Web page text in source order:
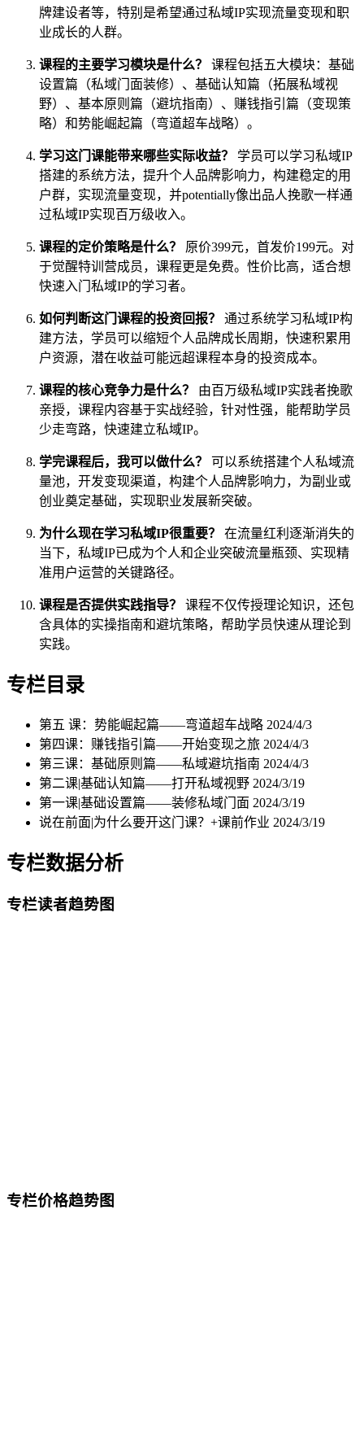
牌建设者等，特别是希望通过私域IP实现流量变现和职
业成长的人群。
课程的主要学习模块是什么？
课程包括五大模块：基础
设置篇（私域门面装修）、基础认知篇（拓展私域视
野）、基本原则篇（避坑指南）、赚钱指引篇（变现策
略）和势能崛起篇（弯道超车战略）。
学习这门课能带来哪些实际收益？
学员可以学习私域IP
搭建的系统方法，提升个人品牌影响力，构建稳定的用
户群，实现流量变现，并potentially像出品人挽歌一样通
过私域IP实现百万级收入。
课程的定价策略是什么？
原价399元，首发价199元。对
于觉醒特训营成员，课程更是免费。性价比高，适合想
快速入门私域IP的学习者。
如何判断这门课程的投资回报？
通过系统学习私域IP构
建方法，学员可以缩短个人品牌成长周期，快速积累用
户资源，潜在收益可能远超课程本身的投资成本。
课程的核心竞争力是什么？
由百万级私域IP实践者挽歌
亲授，课程内容基于实战经验，针对性强，能帮助学员
少走弯路，快速建立私域IP。
学完课程后，我可以做什么？
可以系统搭建个人私域流
量池，开发变现渠道，构建个人品牌影响力，为副业或
创业奠定基础，实现职业发展新突破。
为什么现在学习私域IP很重要？
在流量红利逐渐消失的
当下，私域IP已成为个人和企业突破流量瓶颈、实现精
准用户运营的关键路径。
课程是否提供实践指导？
课程不仅传授理论知识，还包
含具体的实操指南和避坑策略，帮助学员快速从理论到
实践。
专栏目录
第五 课：势能崛起篇——弯道超车战略 2024/4/3
第四课：赚钱指引篇——开始变现之旅 2024/4/3
第三课：基础原则篇——私域避坑指南 2024/4/3
第二课|基础认知篇——打开私域视野 2024/3/19
第一课|基础设置篇——装修私域门面 2024/3/19
说在前面|为什么要开这门课？+课前作业 2024/3/19
专栏数据分析
专栏读者趋势图
专栏价格趋势图